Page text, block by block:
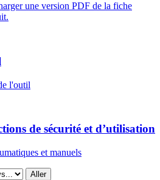
une version PDF de la fiche
l'outil
de sécurité et d’utilisation
et manuels
Aller